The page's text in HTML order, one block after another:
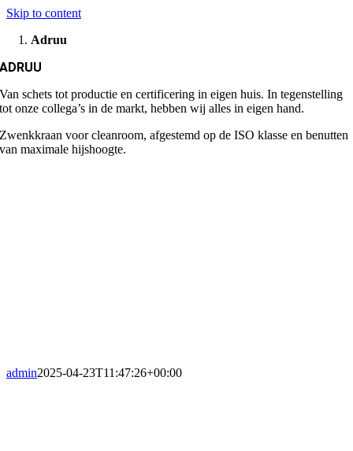
Skip to content
Adruu
ADRUU
Van schets tot productie en certificering in eigen huis. In tegenstelling
tot onze collega’s in de markt, hebben wij alles in eigen hand.
Zwenkkraan voor cleanroom, afgestemd op de ISO klasse en benutten
van maximale hijshoogte.
admin2025-04-23T11:47:26+00:00